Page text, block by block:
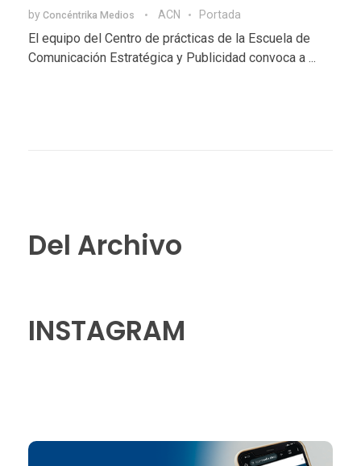
by Concéntrika Medios ACN Portada
El equipo del Centro de prácticas de la Escuela de
Comunicación Estratégica y Publicidad convoca a ...
Del Archivo
INSTAGRAM